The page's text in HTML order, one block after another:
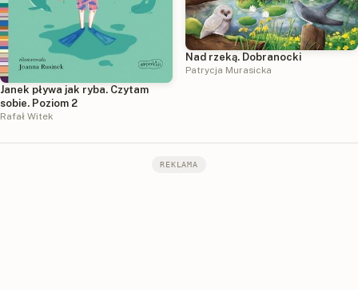
Janek pływa jak ryba. Czytam
sobie. Poziom 2
Rafał Witek
Nad rzeką. Dobranocki
Patrycja Murasicka
REKLAMA